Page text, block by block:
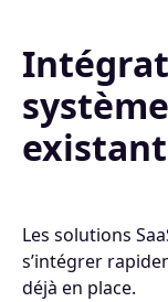
Les solutions
s’intégrer
déjà en place.